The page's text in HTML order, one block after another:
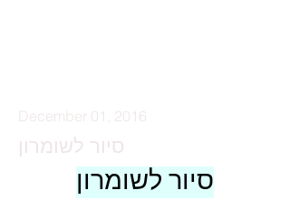
December 01, 2016
סיור לשומרון
סיור לשומרון